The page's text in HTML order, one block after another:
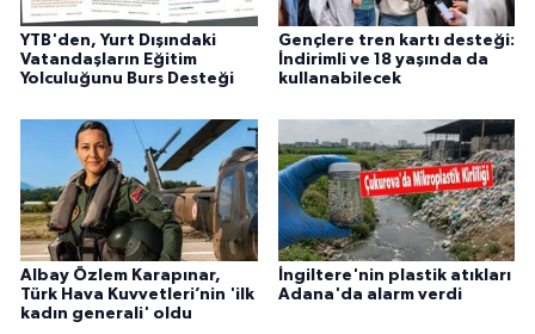
YTB'den, Yurt Dışındaki
Vatandaşların Eğitim
Yolculuğunu Burs Desteği
Gençlere tren kartı desteği:
İndirimli ve 18 yaşında da
kullanabilecek
Albay Özlem Karapınar,
Türk Hava Kuvvetleri’nin 'ilk
kadın generali' oldu
İngiltere'nin plastik atıkları
Adana'da alarm verdi